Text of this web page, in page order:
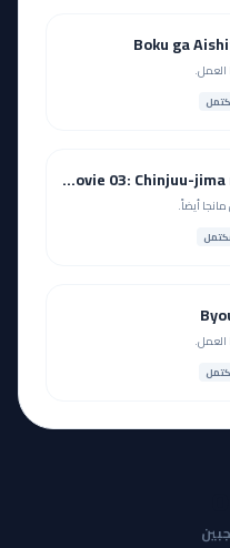
Boku ga
One Piece Movie 03: Chinjuu-jima no Chopper Oukoku
أيضاً.